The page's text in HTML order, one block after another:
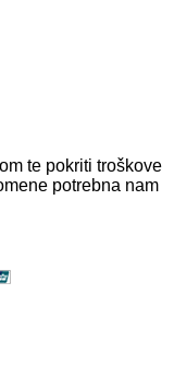
te pokriti troškove
potrebna nam